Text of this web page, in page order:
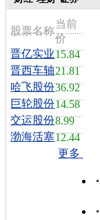
股票名称
当前
价
晋亿实业15.84
晋西车轴21.81
哈飞股份36.92
巨轮股份14.58
交运股份8.99
渤海活塞12.44
更多